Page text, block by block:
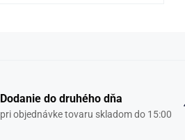
Dodanie do druhého dňa
pri objednávke tovaru skladom do 15:00